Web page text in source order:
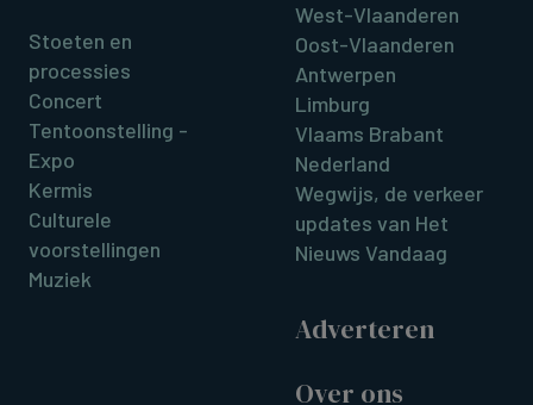
Stoeten en
processies
Concert
Tentoonstelling -
Expo
Kermis
Culturele
voorstellingen
Muziek
West-Vlaanderen
Oost-Vlaanderen
Antwerpen
Limburg
Vlaams Brabant
Nederland
Wegwijs, de verkeer
updates van Het
Nieuws Vandaag
Adverteren
Over ons